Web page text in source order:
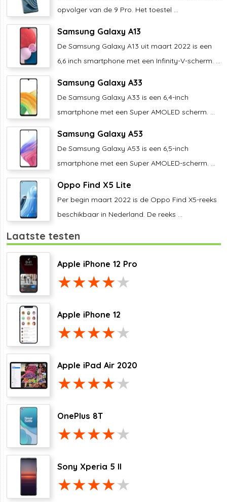
opvolger van de 9 Pro. Het toestel ...
Samsung Galaxy A13
De Samsung Galaxy A13 uit maart 2022 is een
6,6 inch smartphone met een Infinity-V-scherm. ...
Samsung Galaxy A33
De Samsung Galaxy A33 is een 6,4-inch
smartphone met een Super AMOLED scherm. ...
Samsung Galaxy A53
De Samsung Galaxy A53 is een 6,5-inch
smartphone met een Super AMOLED-scherm. ...
Oppo Find X5 Lite
Per begin maart 2022 is de Oppo Find X5-reeks
beschikbaar in Nederland. De reeks ...
Laatste testen
Apple iPhone 12 Pro
Apple iPhone 12
Apple iPad Air 2020
OnePlus 8T
Sony Xperia 5 II